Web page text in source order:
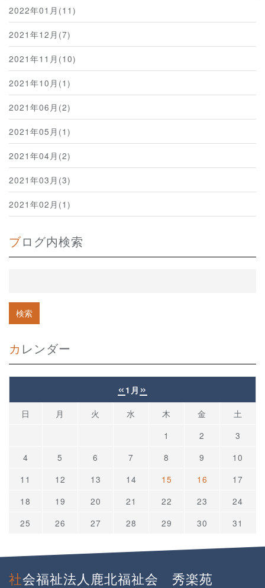
2022年01月(11)
2021年12月(7)
2021年11月(10)
2021年10月(1)
2021年06月(2)
2021年05月(1)
2021年04月(2)
2021年03月(3)
2021年02月(1)
ブログ内検索
カレンダー
« 1月 »
日 月 火 水 木 金
土
1
2
3
4
5 6 7 8 9
10
11
12 13 14 15 16
17
18
19 20 21 22 23
24
25
26 27 28 29 30 31
社会福祉法人鹿北福祉会 秀楽苑